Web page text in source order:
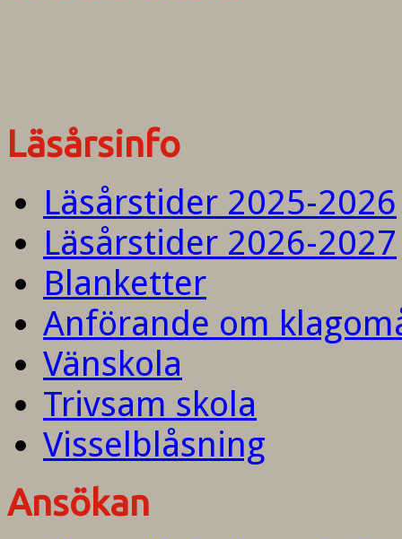
Läsårsinfo
Läsårstider 2025-2026
Läsårstider 2026-2027
Blanketter
Anförande om
Vänskola
Trivsam skola
Visselblåsning
Ansökan